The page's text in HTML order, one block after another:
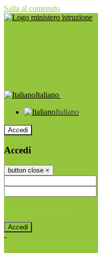
Salta al contenuto
Italiano
Italiano
Accedi
Accedi
button close ×
-